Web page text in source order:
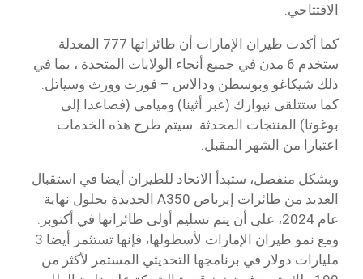
الافتتاحي.
كما أكدت طيران الإمارات أن طائراتها 777 المعدلة
ستخدم 6 مدن في جميع أنحاء الولايات المتحدة ، بما في
ذلك شيكاغو وبوسطن ودالاس – فورت وورث وسياتل.
كما ستتلقى نيوارك (عبر أثينا) وميامي (فصاعدا إلى
بوغوتا) المنتجات المحدثة. سيتم طرح هذه الخدمات
اعتبارا من الشهر المقبل.
وبشكل منفصل، ستبدأ الاتحاد للطيران أيضا في استقبال
العديد من طائرات إيرباص A350 الجديدة بحلول نهاية
عام 2024، على أن يتم تسليم أولى طائراتها في أكتوبر.
ومع نمو طيران الإمارات لأسطولها، فإنها تستثمر أيضا 3
مليارات دولار في برنامجها التحديثي المستمر لأكثر من